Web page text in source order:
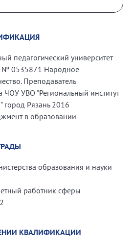
педагогический университет
№ 0535871 Народное
Преподаватель
ЧОУ УВО "Региональный институт
город Рязань 2016
в образовании
образования и науки
работник сферы
КВАЛИФИКАЦИИ